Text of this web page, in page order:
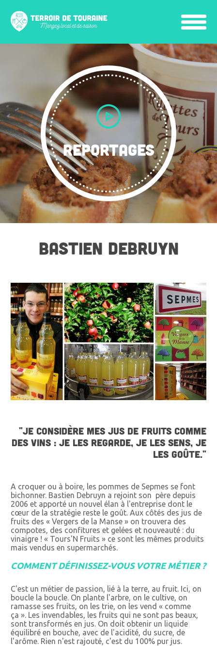
REPORTAGES
BASTIEN DEBRUYN
"JE CONSIDÈRE MES JUS DE FRUITS COMME
DES VINS : JE LES REGARDE, JE LES SENS, JE
LES GOÛTE."
A croquer ou à boire, les pommes de Sepmes se font
bichonner. Bastien Debruyn a rejoint son père depuis
2006 et apporté un nouvel élan à l'entreprise dont le
cœur de la stratégie reste le goût. Aux côtés des jus de
fruits des « Vergers de la Manse » on trouvera des
compotes, des confitures et gelées et nouveauté : du
vinaigre ! « Tours'N Fruits » ce sont les mêmes produits
mais vendus en supermarchés.
COMMENT DÉFINISSEZ-VOUS VOTRE MÉTIER ?
C'est un métier de passion, lié à la terre, au fruit. Ici, on
boucle la boucle. On plante l'arbre, on le cultive, on
ramasse ses fruits, on les trie, on les vend « comme
ça ». Les invendables, les fruits qui ne sont pas beaux,
sont transformés en jus. On doit obtenir un liquide
équilibré en bouche, avec de l'acidité, du sucre, de
l'arôme. Rien n'est rajouté, c'est du 100% pur jus.